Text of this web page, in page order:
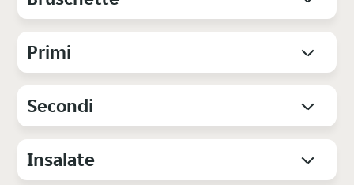
Primi
Secondi
Insalate